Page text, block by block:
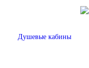
Душевые кабины